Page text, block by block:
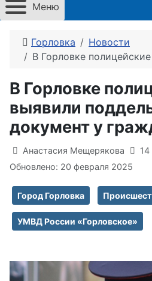
Меню
Горловка
Новости
В Горловке полицейские выявили
В Горловке
выявили
документ у
Информация о материале
Анастасия Мещерякова
Обновлено: 20 февраля 2025
Город Горловка
УМВД России «Горловское»